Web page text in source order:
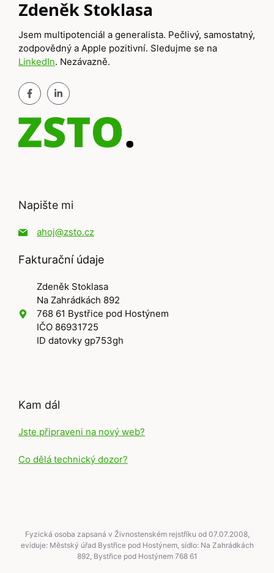
Zdeněk Stoklasa
Jsem multipotenciál a generalista. Pečlivý, samostatný,
zodpovědný a Apple pozitivní. Sledujme se na
LinkedIn. Nezávazně.
Napište mi
ahoj@zsto.cz
Fakturační údaje
Zdeněk Stoklasa
Na Zahrádkách 892
768 61 Bystřice pod Hostýnem
IČO 86931725
ID datovky gp753gh
Kam dál
Jste připraveni na nový web?
Co dělá technický dozor?
Fyzická osoba zapsaná v Živnostenském rejstříku od 07.07.2008,
eviduje: Městský úřad Bystřice pod Hostýnem, sídlo: Na Zahrádkách
892, Bystřice pod Hostýnem 768 61